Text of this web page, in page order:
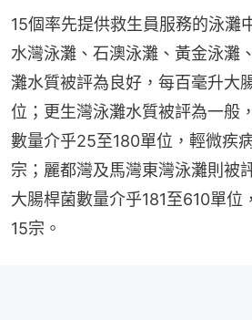
15個率先提供救生員服務的泳灘
水灣泳灘、石澳泳灘、黃金泳灘
灘水質被評為良好，每百毫升大
位；更生灣泳灘水質被評為一般
數量介乎25至180單位，輕微疾
宗；麗都灣及馬灣東灣泳灘則被
大腸桿菌數量介乎181至610單位
15宗。